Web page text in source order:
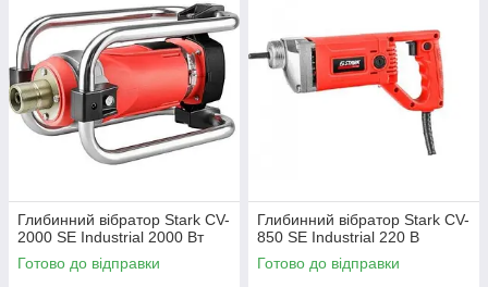
Глибинний вібратор Stark CV-
2000 SE Industrial 2000 Вт
Готово до відправки
Глибинний вібратор Stark CV-
850 SE Industrial 220 В
Готово до відправки